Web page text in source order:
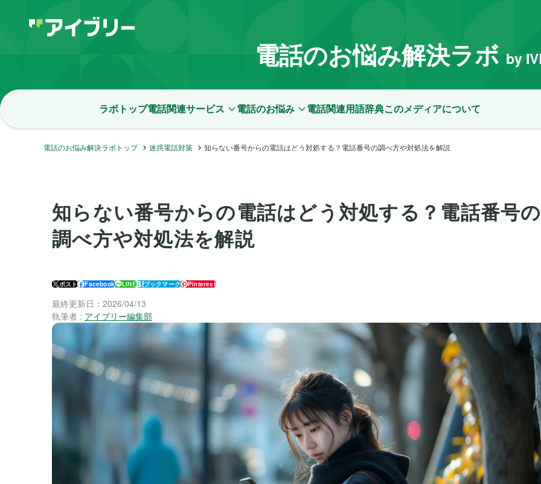
電話のお悩み解決ラボ by
ラボトップ電話関連サービス 電話のお悩み 電話関連用語辞典このメディアについて
電話のお悩み解決ラボトップ 迷惑電話対策 知らない番号からの電話はどう対処する？電話番号の調べ方や対処法を解説
知らない番号からの電話はどう対処する？電話番号の
調べ方や対処法を解説
ポスト Facebook LINE ブックマーク Pinterest
最終更新日：2026/04/13
執筆者 : アイブリー編集部